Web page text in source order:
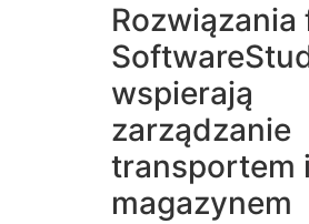
Rozwiązania
wspierają
zarządzanie
transportem i
magazynem